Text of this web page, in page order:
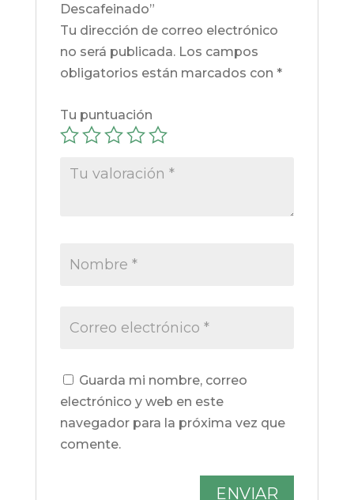
Descafeinado”
Tu dirección de correo electrónico
no será publicada. Los campos
obligatorios están marcados con *
Tu puntuación
Guarda mi nombre, correo
electrónico y web en este
navegador para la próxima vez que
comente.